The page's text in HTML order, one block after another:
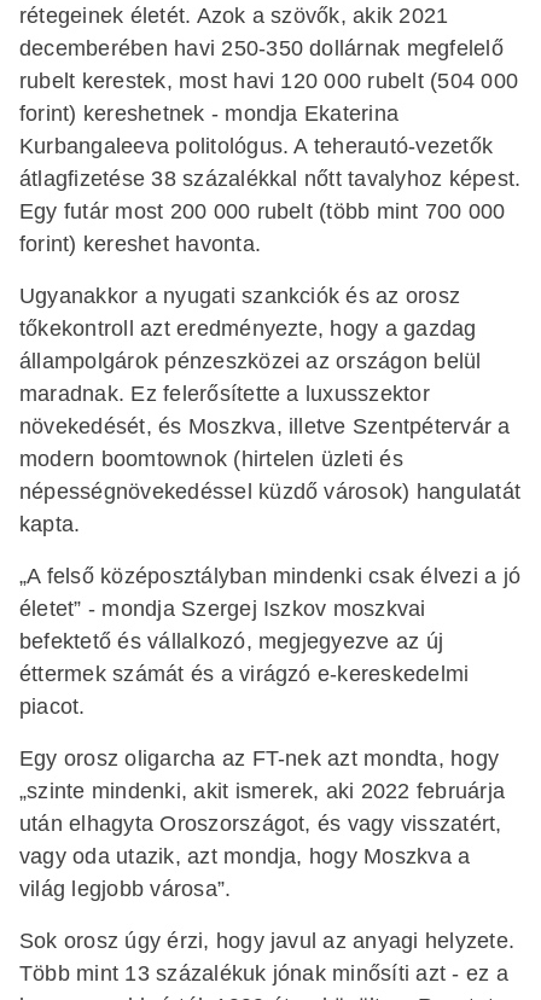
rétegeinek életét. Azok a szövők, akik 2021
decemberében havi 250-350 dollárnak megfelelő
rubelt kerestek, most havi 120 000 rubelt (504 000
forint) kereshetnek - mondja Ekaterina
Kurbangaleeva politológus. A teherautó-vezetők
átlagfizetése 38 százalékkal nőtt tavalyhoz képest.
Egy futár most 200 000 rubelt (több mint 700 000
forint) kereshet havonta.
Ugyanakkor a nyugati szankciók és az orosz
tőkekontroll azt eredményezte, hogy a gazdag
állampolgárok pénzeszközei az országon belül
maradnak. Ez felerősítette a luxusszektor
növekedését, és Moszkva, illetve Szentpétervár a
modern boomtownok (hirtelen üzleti és
népességnövekedéssel küzdő városok) hangulatát
kapta.
„A felső középosztályban mindenki csak élvezi a jó
életet” - mondja Szergej Iszkov moszkvai
befektető és vállalkozó, megjegyezve az új
éttermek számát és a virágzó e-kereskedelmi
piacot.
Egy orosz oligarcha az FT-nek azt mondta, hogy
„szinte mindenki, akit ismerek, aki 2022 februárja
után elhagyta Oroszországot, és vagy visszatért,
vagy oda utazik, azt mondja, hogy Moszkva a
világ legjobb városa”.
Sok orosz úgy érzi, hogy javul az anyagi helyzete.
Több mint 13 százalékuk jónak minősíti azt - ez a